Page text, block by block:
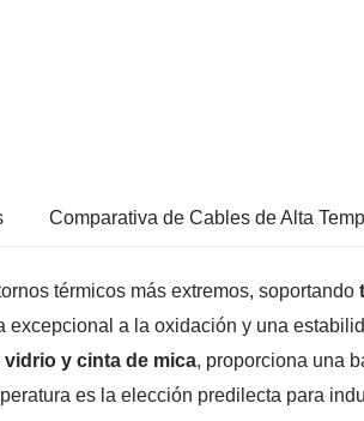
Comparativa de Cables de Alta
térmicos más extremos, soportando
excepcional a la oxidación y una
y cinta de mica, proporciona una
es la elección predilecta para